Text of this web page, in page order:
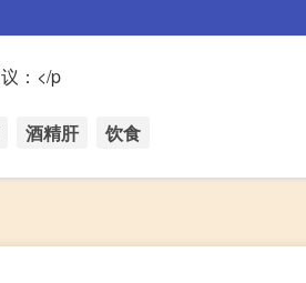
：</p
酒精肝 饮食